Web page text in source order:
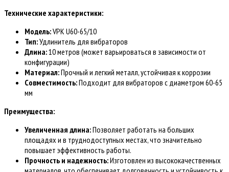
Технические характеристики:
Модель:VPK U60-65/10
Тип:Удлинитель для вибраторов
Длина:10 метров (может варьироваться в зависимости от
конфигурации)
Материал:Прочный и легкий металл, устойчивая к коррозии
Совместимость:Подходит для вибраторов с диаметром 60-65
мм
Преимущества:
Увеличенная длина:Позволяет работать на больших
площадях и в труднодоступных местах, что значительно
повышает эффективность работы.
Прочность и надежность:Изготовлен из высококачественных